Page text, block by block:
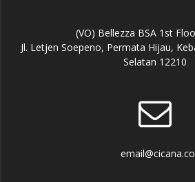
(VO) Bellezza BSA 1st
Jl. Letjen Soepeno, Permata Hijau,
Selatan 12210